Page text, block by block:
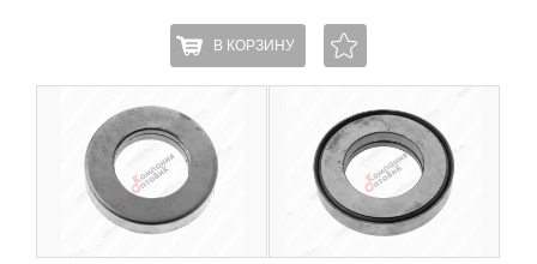
В КОРЗИНУ